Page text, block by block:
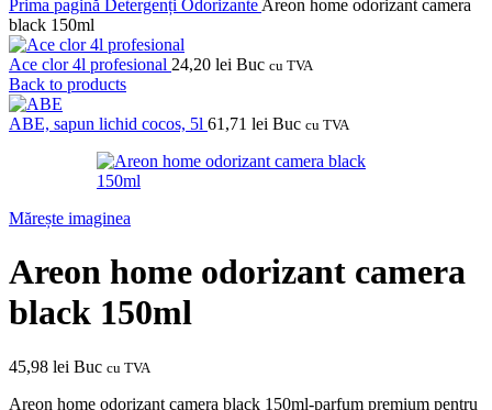
Prima pagină Detergenți Odorizante Areon home odorizant camera
black 150ml
Ace clor 4l profesional 24,20 lei Buc cu TVA
Back to products
ABE, sapun lichid cocos, 5l 61,71 lei Buc cu TVA
Mărește imaginea
Areon home odorizant camera
black 150ml
45,98 lei Buc cu TVA
Areon home odorizant camera black 150ml-parfum premium pentru